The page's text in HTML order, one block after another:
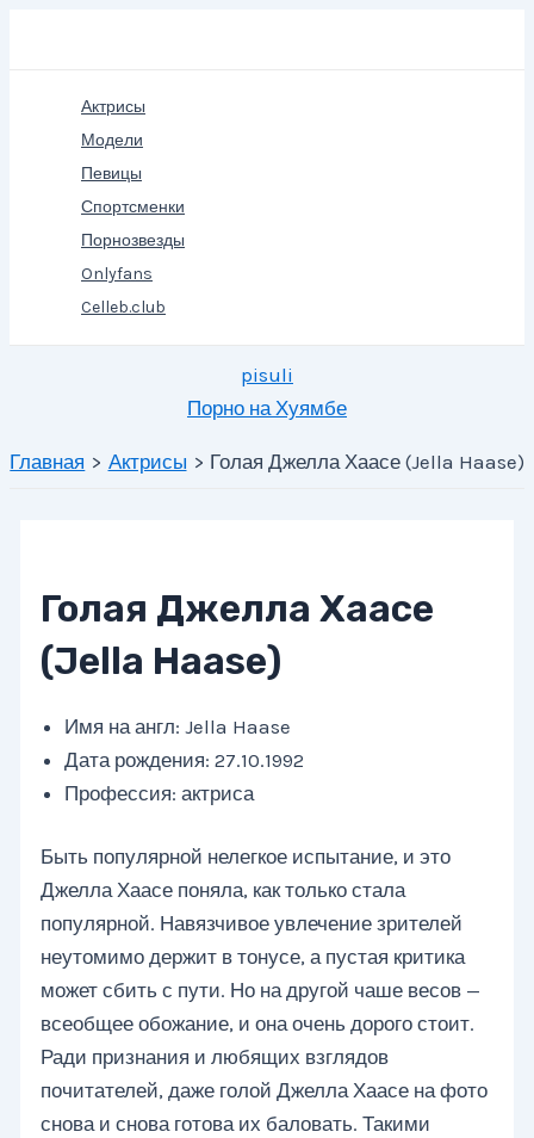
Актрисы
Модели
Певицы
Спортсменки
Порнозвезды
Onlyfans
Celleb.club
pisuli
Порно на Хуямбе
Главная Актрисы Голая Джелла Хаасе (Jella Haase)
Голая Джелла Хаасе
(Jella Haase)
Имя на англ: Jella Haase
Дата рождения: 27.10.1992
Профессия: актриса
Быть популярной нелегкое испытание, и это
Джелла Хаасе поняла, как только стала
популярной. Навязчивое увлечение зрителей
неутомимо держит в тонусе, а пустая критика
может сбить с пути. Но на другой чаше весов —
всеобщее обожание, и она очень дорого стоит.
Ради признания и любящих взглядов
почитателей, даже голой Джелла Хаасе на фото
снова и снова готова их баловать. Такими